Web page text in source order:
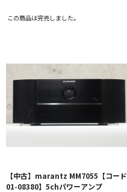
この商品は完売しました。
【中古】marantz MM7055【コード
01-08380】5chパワーアンプ